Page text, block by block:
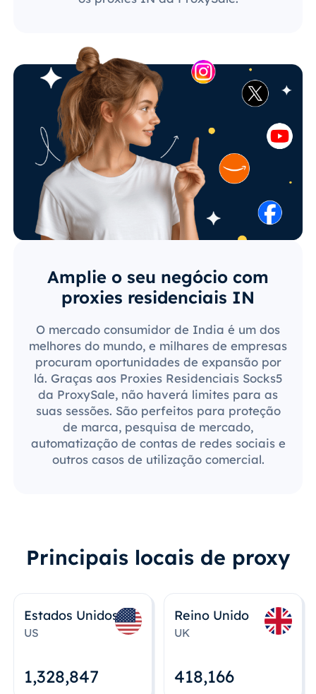
Amplie o seu negócio com
proxies residenciais IN
O mercado consumidor de India é um dos
melhores do mundo, e milhares de empresas
procuram oportunidades de expansão por
lá. Graças aos Proxies Residenciais Socks5
da ProxySale, não haverá limites para as
suas sessões. São perfeitos para proteção
de marca, pesquisa de mercado,
automatização de contas de redes sociais e
outros casos de utilização comercial.
Principais locais de proxy
Estados Unidos
US
1,328,848
Reino Unido
UK
418,167